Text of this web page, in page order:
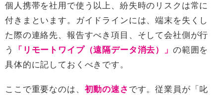
個人携帯を社用で使う以上、紛失時のリスクは常に
付きまといます。ガイドラインには、端末を失くし
た際の連絡先、報告すべき項目、そして会社側が行
う
「リモートワイプ（遠隔データ消去）」 の範囲を
具体的に記しておくべきです。
ここで重要なのは、 初動の速さ です。従業員が「叱